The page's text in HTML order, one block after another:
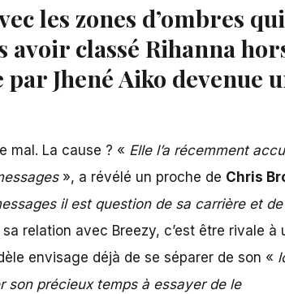
les zones d’ombres qui
classé Rihanna
Jhené Aiko devenue
mal. La cause ? « Elle l’a récemment
», a révélé un proche de Chris
il est question de sa carrière et
relation avec Breezy, c’est être rivale à
envisage déjà de se séparer de son «
son précieux temps à essayer de le